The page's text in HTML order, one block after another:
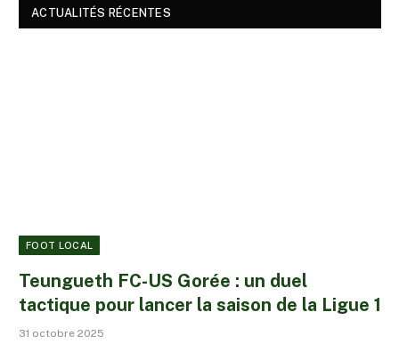
ACTUALITÉS RÉCENTES
FOOT LOCAL
Teungueth FC-US Gorée : un duel
tactique pour lancer la saison de la Ligue 1
31 octobre 2025